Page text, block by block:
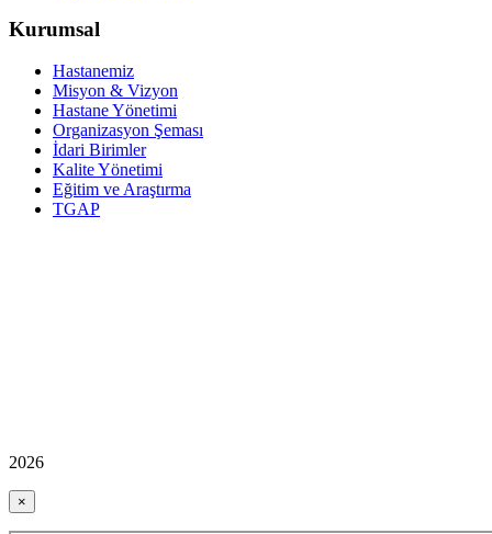
Kurumsal
Hastanemiz
Misyon & Vizyon
Hastane Yönetimi
Organizasyon Şeması
İdari Birimler
Kalite Yönetimi
Eğitim ve Araştırma
TGAP
2026
×